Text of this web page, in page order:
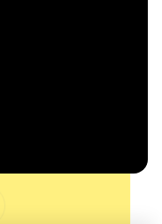
26, 114 26